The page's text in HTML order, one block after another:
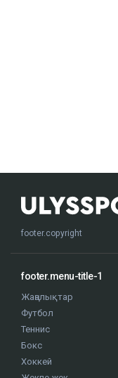
footer.copyright
footer.menu-title-1
Жаңалықтар
Футбол
Теннис
Бокс
Хоккей